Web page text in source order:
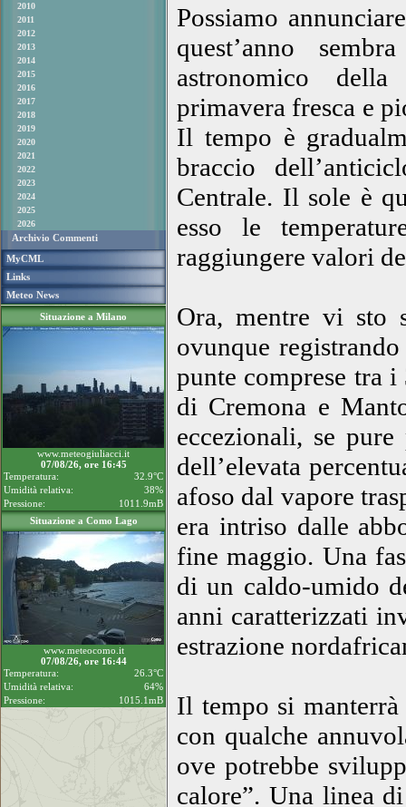
2010
2011
2012
2013
2014
2015
2016
2017
2018
2019
2020
2021
2022
2023
2024
2025
2026
Archivio Commenti
MyCML
Links
Meteo News
Situazione a Milano
www.meteogiuliacci.it
07/08/26, ore 16:45
Temperatura:
32.9°C
Umidità relativa:
38%
Pressione:
1011.9mB
Situazione a Como Lago
www.meteocomo.it
07/08/26, ore 16:44
Temperatura:
26.3°C
Umidità relativa:
64%
Pressione:
1015.1mB
Possiamo
quest’anno
astronomico
primavera fresca e
Il tempo è
braccio
Centrale. Il sole è
esso le
raggiungere valori
Ora, mentre vi sto
ovunque
punte comprese tra
di Cremona e
eccezionali, se
dell’elevata
afoso dal vapore
era intriso dalle
fine maggio. Una
di un caldo-umido
anni caratterizzati
estrazione
Il tempo si
con qualche
ove potrebbe
calore”. Una linea